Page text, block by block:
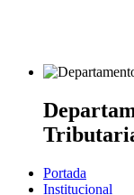
Portada
Institucional